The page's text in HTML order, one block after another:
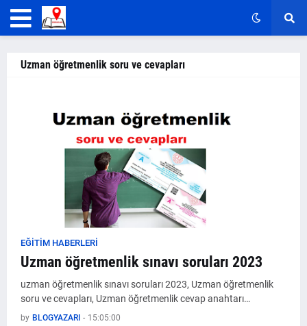
Uzman öğretmenlik soru ve cevapları
EĞİTİM HABERLERİ
Uzman öğretmenlik sınavı soruları 2023
uzman öğretmenlik sınavı soruları 2023, Uzman öğretmenlik
soru ve cevapları, Uzman öğretmenlik cevap anahtarı…
by BLOGYAZARI - 15:05:00